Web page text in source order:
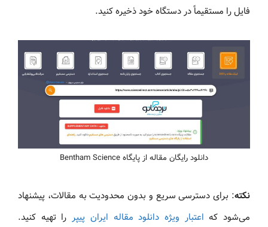
فایل را مستقیماً در دستگاه خود ذخیره کنید.
دانلود رایگان مقاله از پایگاه Bentham Science
نکته: برای دسترسی سریع و بدون محدودیت به مقالات، پیشنهاد
می‌شود که اعتبار ویژه دانلود مقاله ایران پیپر را تهیه کنید.